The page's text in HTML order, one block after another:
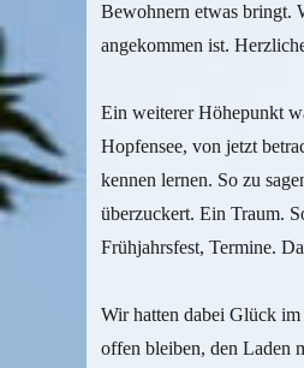
Bewohnern etwas bringt.
angekommen ist.
Ein weiterer Höhepunkt
Hopfensee, von jetzt
kennen lernen. So zu
überzuckert. Ein Traum.
Frühjahrsfest, Termine.
Wir hatten dabei Glück
offen bleiben, den Laden